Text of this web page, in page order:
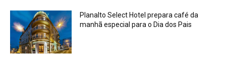
Planalto Select Hotel prepara café da
manhã especial para o Dia dos Pais